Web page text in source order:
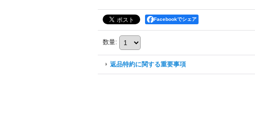
Facebookでシェア
数量:
返品特約に関する重要事項